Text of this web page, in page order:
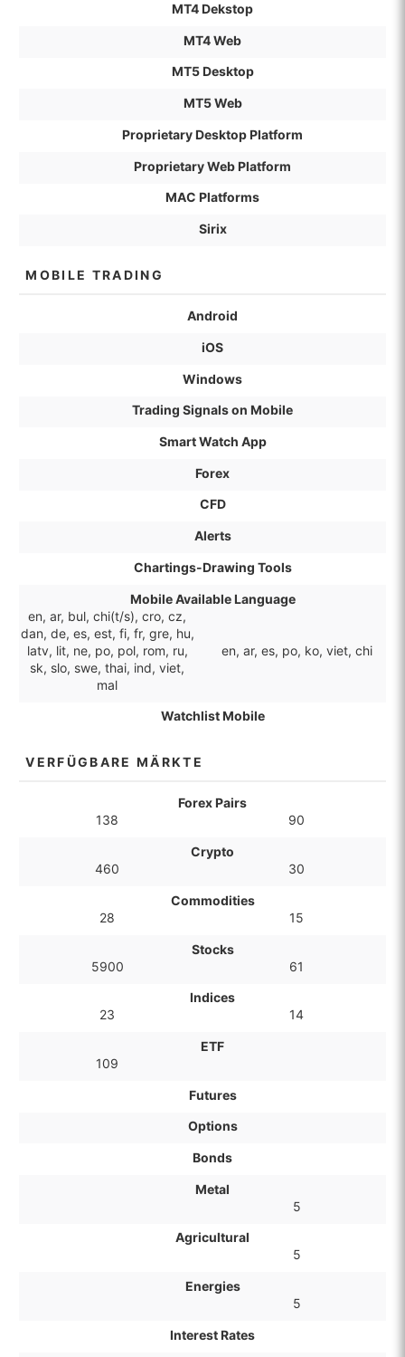
MT4 Dekstop
MT4 Web
MT5 Desktop
MT5 Web
Proprietary Desktop Platform
Proprietary Web Platform
MAC Platforms
Sirix
MOBILE TRADING
Android
iOS
Windows
Trading Signals on Mobile
Smart Watch App
Forex
CFD
Alerts
Chartings-Drawing Tools
Mobile Available Language
en, ar, bul, chi(t/s), cro, cz,
dan, de, es, est, fi, fr, gre, hu,
latv, lit, ne, po, pol, rom, ru,
sk, slo, swe, thai, ind, viet,
mal
en, ar, es, po, ko, viet, chi
Watchlist Mobile
VERFÜGBARE MÄRKTE
Forex Pairs
138
90
Crypto
460
30
Commodities
28
15
Stocks
5900
61
Indices
23
14
ETF
109
Futures
Options
Bonds
Metal
5
Agricultural
5
Energies
5
Interest Rates